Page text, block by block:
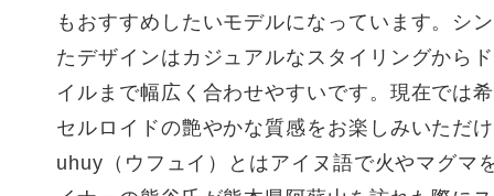
もおすすめしたいモデルになっています。シ
たデザインはカジュアルなスタイリングから
イルまで幅広く合わせやすいです。現在では
セルロイドの艶やかな質感をお楽しみいただ
uhuy（ウフュイ）とはアイヌ語で火やマグマ